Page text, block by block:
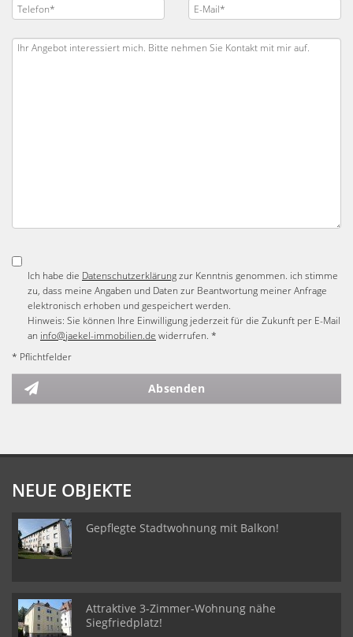
Ich habe die Datenschutzerklärungzur Kenntnis genommen. ich stimme
zu, dass meine Angaben und Daten zur Beantwortung meiner Anfrage
elektronisch erhoben und gespeichert werden.
Hinweis: Sie können Ihre Einwilligung jederzeit für die Zukunft per E-Mail
an info@jaekel-immobilien.de widerrufen. *
* Pflichtfelder
Absenden
NEUE OBJEKTE
Gepflegte Stadtwohnung mit Balkon!
Attraktive 3-Zimmer-Wohnung nähe
Siegfriedplatz!